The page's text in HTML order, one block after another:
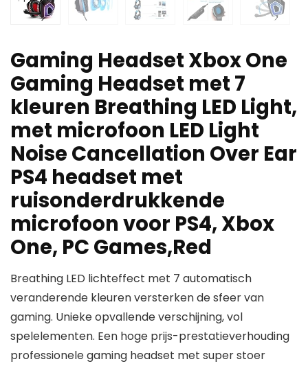
Gaming Headset Xbox One
Gaming Headset met 7
kleuren Breathing LED Light,
met microfoon LED Light
Noise Cancellation Over Ear
PS4 headset met
ruisonderdrukkende
microfoon voor PS4, Xbox
One, PC Games,Red
Breathing LED lichteffect met 7 automatisch
veranderende kleuren versterken de sfeer van
gaming. Unieke opvallende verschijning, vol
spelelementen. Een hoge prijs-prestatieverhouding
professionele gaming headset met super stoer